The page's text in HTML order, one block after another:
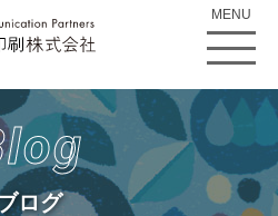
MENU
ログ